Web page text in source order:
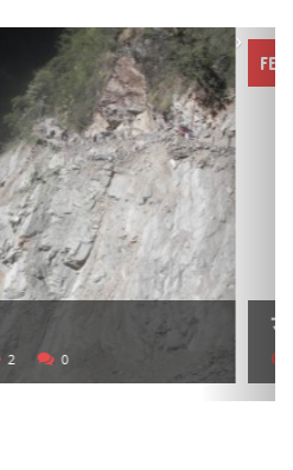
4
›